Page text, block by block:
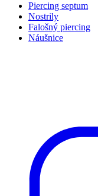
Piercing septum
Nostrily
Falošný piercing
Náušnice